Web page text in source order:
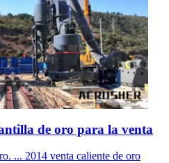
de oro para la venta
... 2014 venta caliente de oro